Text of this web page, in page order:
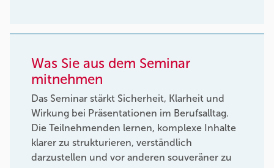
Was Sie aus dem Seminar
mitnehmen
Das Seminar stärkt Sicherheit, Klarheit und
Wirkung bei Präsentationen im Berufsalltag.
Die Teilnehmenden lernen, komplexe Inhalte
klarer zu strukturieren, verständlich
darzustellen und vor anderen souveräner zu